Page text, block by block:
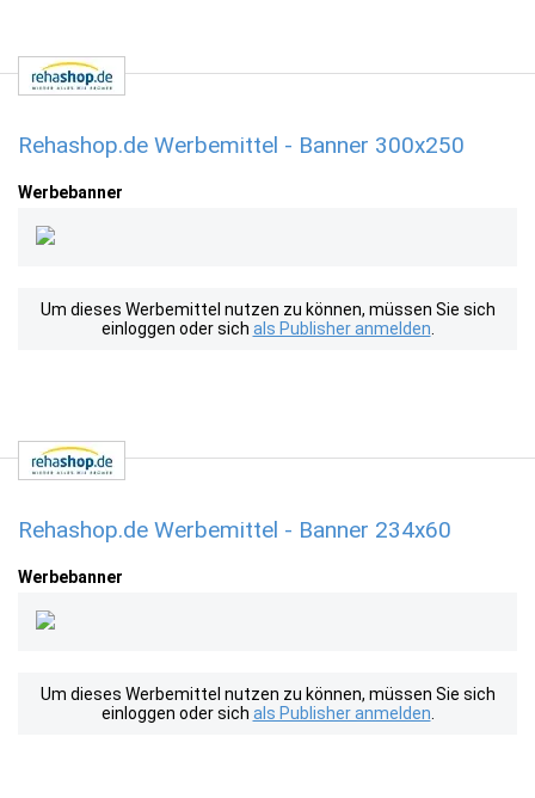
Rehashop.de Werbemittel - Banner 300x250
Werbebanner
Um dieses Werbemittel nutzen zu können, müssen Sie sich
einloggen oder sich als Publisher anmelden
Rehashop.de Werbemittel - Banner 234x60
Werbebanner
Um dieses Werbemittel nutzen zu können, müssen Sie sich
einloggen oder sich als Publisher anmelden